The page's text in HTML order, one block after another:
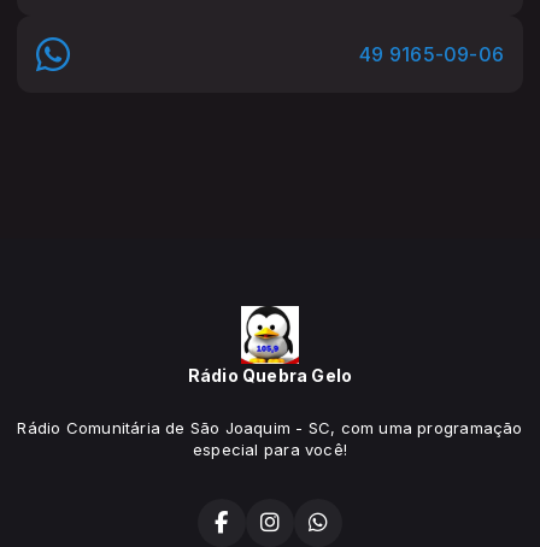
49 9165-09-06
Rádio Quebra Gelo
Rádio Comunitária de São Joaquim - SC, com uma programação
especial para você!